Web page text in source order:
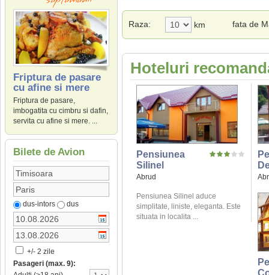
Friptura de pasare
cu afine si mere
Friptura de pasare,
imbogatita cu cimbru si dafin,
servita cu afine si mere. ...
Bilete de Avion
dus-intors dus
+/- 2 zile
Pasageri (max. 9):
Raza: km fata de
Hoteluri
Pensiunea
Silinel
Abrud
Pensiunea Silinel aduce
simplitate, liniste, eleganta. Este
situata in localita ...